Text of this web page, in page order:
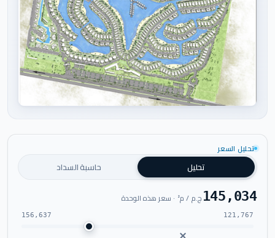
تحليل السعر
تحليل حاسبة السداد
145,034ج.م / م² · سعر هذه الوحدة
121,767
156,637